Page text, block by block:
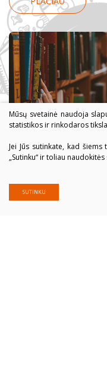
Mūsų svetainė naudoja
statistikos ir rinkodaros
Jei Jūs sutinkate, kad
„Sutinku“ ir toliau naudokitės
SUTINKU